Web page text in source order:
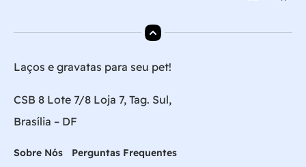
Laços e gravatas para seu pet!
CSB 8 Lote 7/8 Loja 7, Tag. Sul,
Brasília – DF
Sobre Nós Perguntas Frequentes